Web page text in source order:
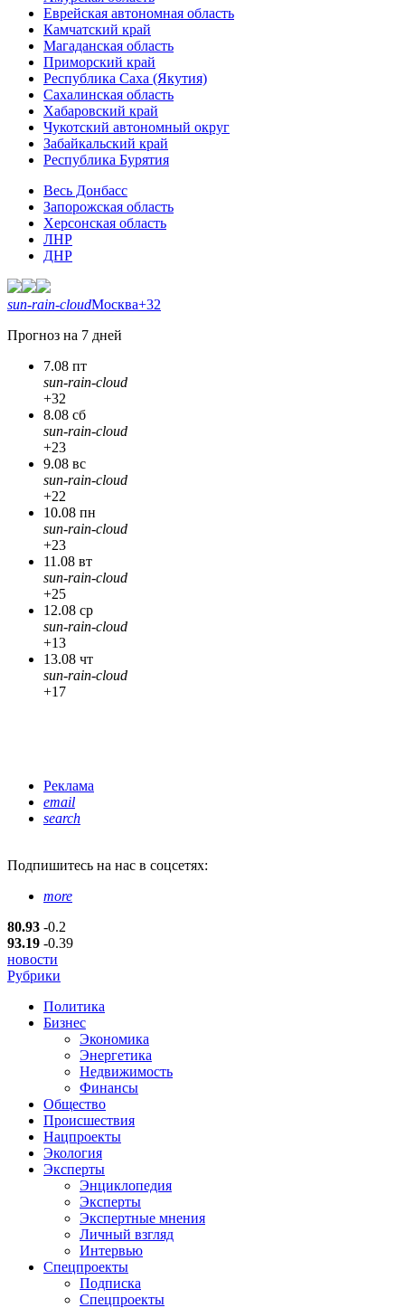
Еврейская автономная область
Камчатский край
Магаданская область
Приморский край
Республика Саха (Якутия)
Сахалинская область
Хабаровский край
Чукотский автономный округ
Забайкальский край
Республика Бурятия
Весь Донбасс
Запорожская область
Херсонская область
ЛНР
ДНР
sun-rain-cloudМосква+32
Прогноз на 7 дней
7.08 пт
sun-rain-cloud
+32
8.08 сб
sun-rain-cloud
+23
9.08 вс
sun-rain-cloud
+22
10.08 пн
sun-rain-cloud
+23
11.08 вт
sun-rain-cloud
+25
12.08 ср
sun-rain-cloud
+13
13.08 чт
sun-rain-cloud
+17
Реклама
email
search
Подпишитесь на нас в соцсетях:
more
80.93 -0.2
93.19 -0.39
новости
Рубрики
Политика
Бизнес
Экономика
Энергетика
Недвижимость
Финансы
Общество
Происшествия
Нацпроекты
Экология
Эксперты
Энциклопедия
Эксперты
Экспертные мнения
Личный взгляд
Интервью
Спецпроекты
Подписка
Спецпроекты